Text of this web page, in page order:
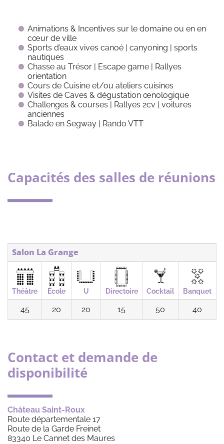
Animations & Incentives sur le domaine ou en en
cœur de ville
Sports d’eaux vives canoé | canyoning | sports
nautiques
Chasse au Trésor | Escape game | Rallyes
orientation
Cours de Cuisine et/ou ateliers cuisines
Visites de Caves & dégustation œnologique
Challenges & courses | Rallyes 2cv | voitures
anciennes
Balade en Segway | Rando VTT
Capacités des salles de réunions
Salon La Grange
Théâtre École U Directoire Cocktail Banquet
45 20 20 15 50 40
Contact et demande de
disponibilité
Château Saint-Roux
Route départementale 17
Route de la Garde Freinet
83340 Le Cannet des Maures